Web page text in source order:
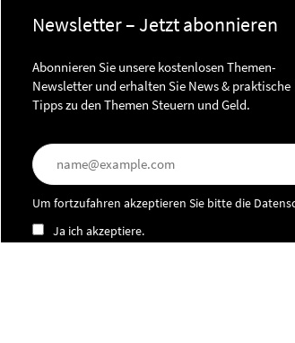
Newsletter – Jetzt abonnieren
Abonnieren Sie unsere kostenlosen Themen-
Newsletter und erhalten Sie News & praktische
Tipps zu den Themen Steuern und Geld.
Um fortzufahren akzeptieren Sie bitte die
Ja ich akzeptiere.